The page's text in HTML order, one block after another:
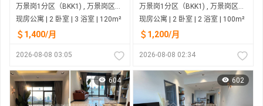
万景岗1分区（BKK1) , 万景岗区（BKK) , 金边市
现房公寓 | 2 卧室 | 3 浴室 | 120m²
＄1,400/月
2026-08-08 03:05
万景岗1分区（BKK1) , 万景岗区（BKK) , 金边市
现房公寓 | 2 卧室 | 2 浴室 | 100m²
＄1,200/月
2026-08-08 02:34
604 602